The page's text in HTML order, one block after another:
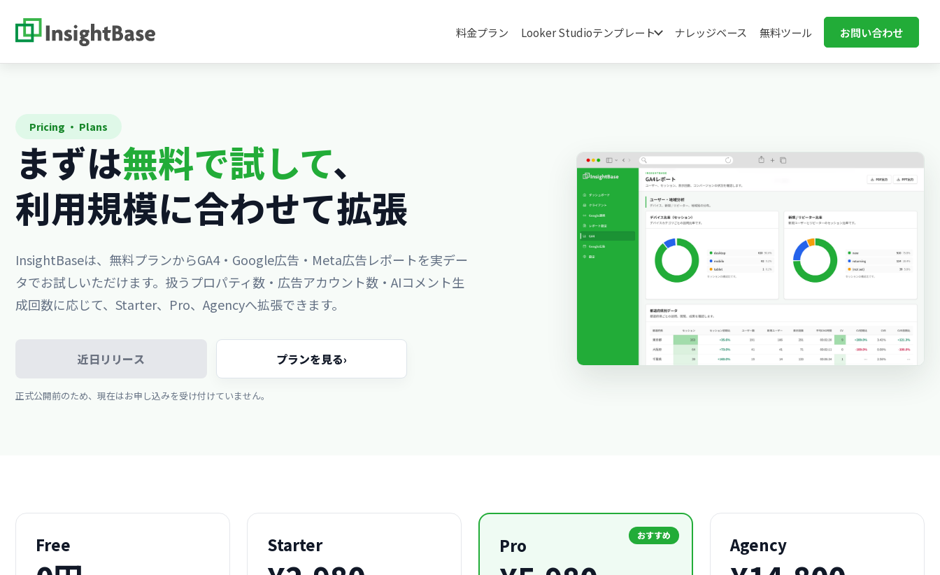
料金プラン Looker Studioテンプレート ナレッジベース 無料ツール お問い合わせ
Pricing ・ Plans
まずは無料で試して、
利用規模に合わせて拡張
InsightBaseは、無料プランからGA4・Google広告・Meta広告レポートを実デー
タでお試しいただけます。扱うプロパティ数・広告アカウント数・AIコメント生
成回数に応じて、Starter、Pro、Agencyへ拡張できます。
近日リリース プランを見る›
正式公開前のため、現在はお申し込みを受け付けていません。
Free Starter Pro Agency